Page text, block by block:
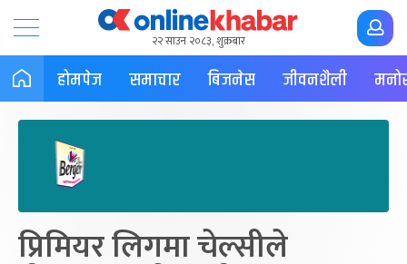
२२ साउन २०८३, शुक्रबार
होमपेज समाचार बिजनेस जीवनशैली
प्रिमियर लिगमा चेल्सीले